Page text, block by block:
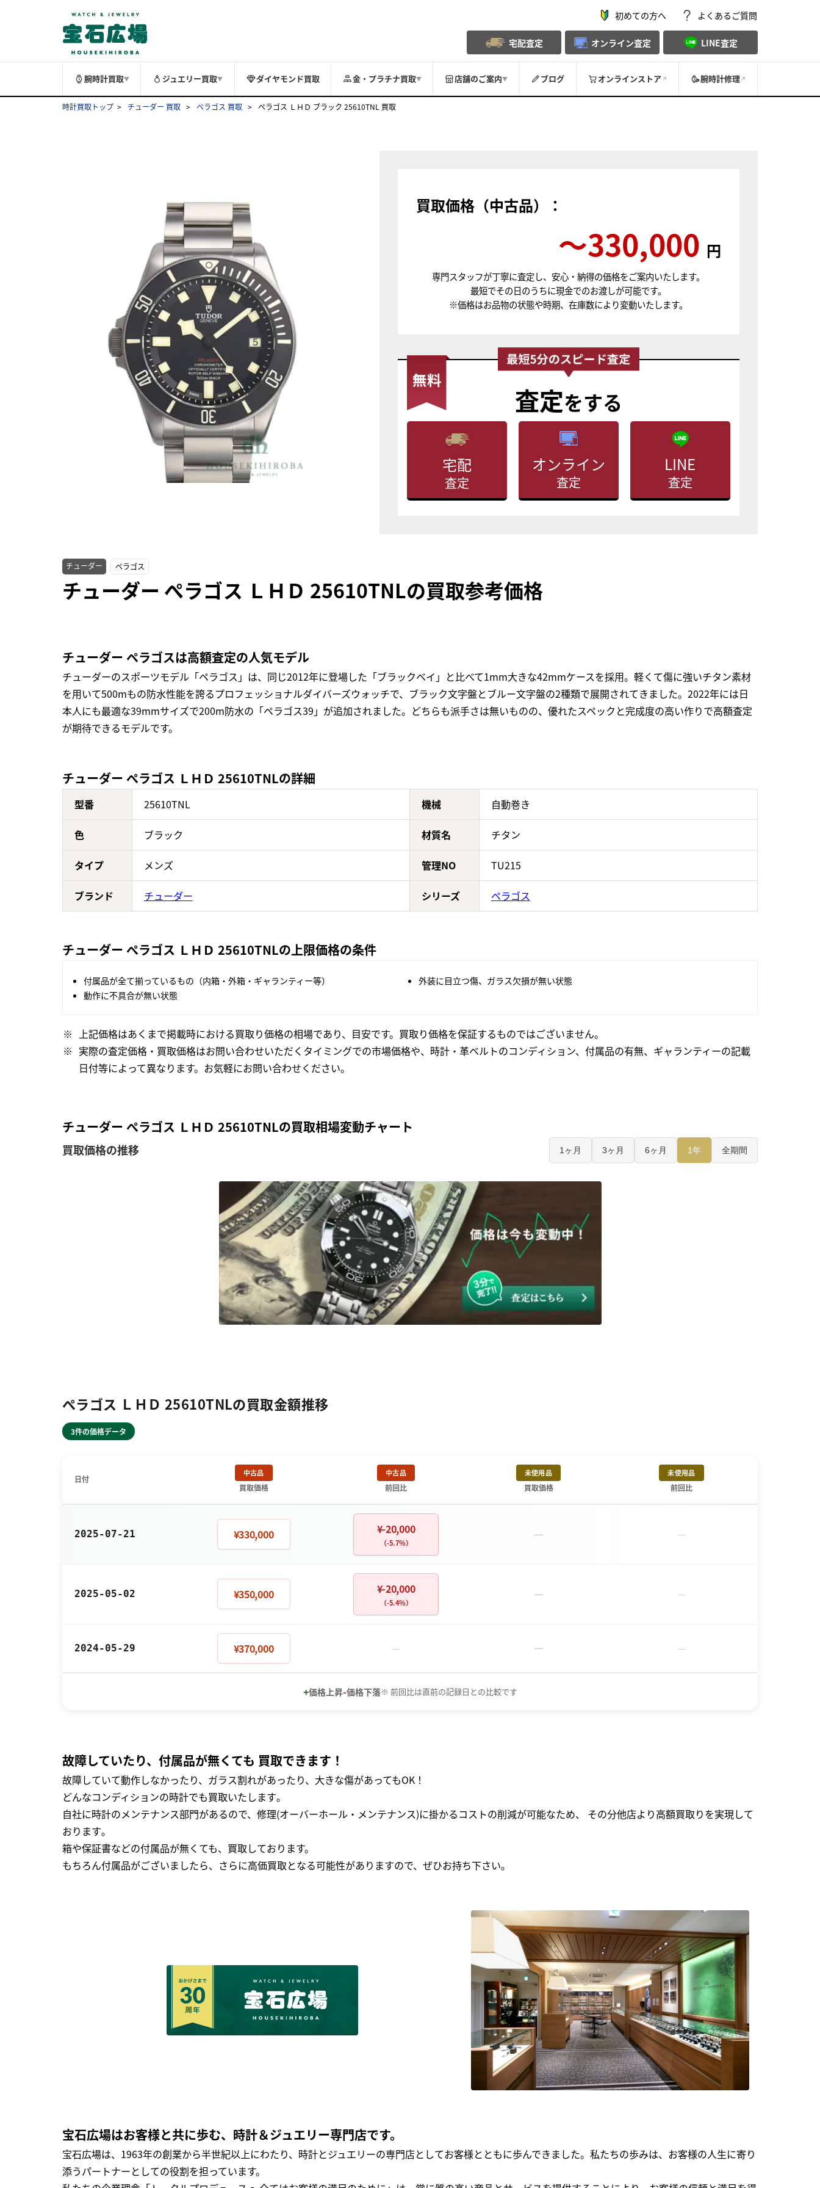
初めての方へ よくあるご質問
宅配査定 オンライン査定 LINE査定
腕時計買取▼ ジュエリー買取▼ ダイヤモンド買取 金・プラチナ買取▼ 店舗のご案内▼ ブログ オンラインストア 腕時計修理
時計買取トップ チューダー 買取 ペラゴス 買取 ぺラゴス ＬＨＤ ブラック 25610TNL 買取
買取価格（中古品）：
〜330,000 円
専門スタッフが丁寧に査定し、安心・納得の価格をご案内いたします。
最短でその日のうちに現金でのお渡しが可能です。
※価格はお品物の状態や時期、在庫数により変動いたします。
査定をする
宅配
査定
オンライン
査定
LINE
査定
チューダー ペラゴス
チューダー ぺラゴス ＬＨＤ 25610TNLの買取参考価格
チューダー ペラゴスは高額査定の人気モデル
チューダーのスポーツモデル「ペラゴス」は、同じ2012年に登場した「ブラックベイ」と比べて1mm大きな42mmケースを採用。軽くて傷に強いチタン素材
を用いて500mもの防水性能を誇るプロフェッショナルダイバーズウォッチで、ブラック文字盤とブルー文字盤の2種類で展開されてきました。2022年には日
本人にも最適な39mmサイズで200m防水の「ペラゴス39」が追加されました。どちらも派手さは無いものの、優れたスペックと完成度の高い作りで高額査定
が期待できるモデルです。
チューダー ぺラゴス ＬＨＤ 25610TNLの詳細
型番 25610TNL 機械 自動巻き
色 ブラック 材質名 チタン
タイプ メンズ 管理NO TU215
ブランド チューダー シリーズ ペラゴス
チューダー ぺラゴス ＬＨＤ 25610TNLの上限価格の条件
付属品が全て揃っているもの（内箱・外箱・ギャランティー等）
外装に目立つ傷、ガラス欠損が無い状態
動作に不具合が無い状態
上記価格はあくまで掲載時における買取り価格の相場であり、目安です。買取り価格を保証するものではございません。
実際の査定価格・買取価格はお問い合わせいただくタイミングでの市場価格や、時計・革ベルトのコンディション、付属品の有無、ギャランティーの記載
日付等によって異なります。お気軽にお問い合わせください。
チューダー ぺラゴス ＬＨＤ 25610TNLの買取相場変動チャート
買取価格の推移 1ヶ月 3ヶ月 6ヶ月 1年 全期間
ぺラゴス ＬＨＤ 25610TNLの買取金額推移
3件の価格データ
日付
中古品
買取価格
中古品
前回比
未使用品
買取価格
未使用品
前回比
2025-07-21 ¥330,000 ¥-20,000
（-5.7%） － －
2025-05-02 ¥350,000 ¥-20,000
（-5.4%） － －
2024-05-29 ¥370,000 － － －
+価格上昇-価格下落※ 前回比は直前の記録日との比較です
故障していたり、付属品が無くても 買取できます！
故障していて動作しなかったり、ガラス割れがあったり、大きな傷があってもOK！
どんなコンディションの時計でも買取いたします｡
自社に時計のメンテナンス部門があるので、修理(オーバーホール・メンテナンス)に掛かるコストの削減が可能なため、 その分他店より高額買取りを実現して
おります｡
箱や保証書などの付属品が無くても、買取しております。
もちろん付属品がございましたら、さらに高価買取となる可能性がありますので、ぜひお持ち下さい｡
宝石広場はお客様と共に歩む、時計＆ジュエリー専門店です。
宝石広場は、1963年の創業から半世紀以上にわたり、時計とジュエリーの専門店としてお客様とともに歩んできました。私たちの歩みは、お客様の人生に寄り
添うパートナーとしての役割を担っています。